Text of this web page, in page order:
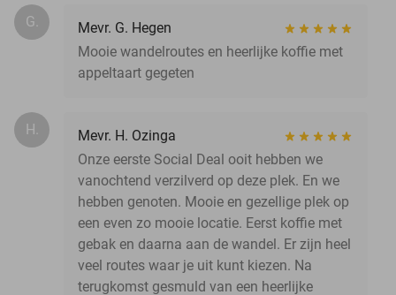
G.
Mevr. G. Hegen
Mooie wandelroutes en heerlijke koffie met
appeltaart gegeten
H.
Mevr. H. Ozinga
Onze eerste Social Deal ooit hebben we
vanochtend verzilverd op deze plek. En we
hebben genoten. Mooie en gezellige plek op
een even zo mooie locatie. Eerst koffie met
gebak en daarna aan de wandel. Er zijn heel
veel routes waar je uit kunt kiezen. Na
terugkomst gesmuld van een heerlijke